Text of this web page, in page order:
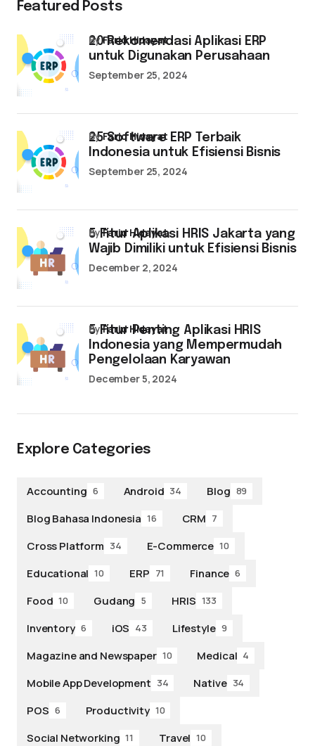
Featured Posts
20 Rekomendasi Aplikasi ERP
untuk Digunakan Perusahaan
byFarid Hidayat
September 25, 2024
25 Software ERP Terbaik
Indonesia untuk Efisiensi Bisnis
byFarid Hidayat
September 25, 2024
5 Fitur Aplikasi HRIS Jakarta yang
Wajib Dimiliki untuk Efisiensi Bisnis
byFarid Hidayat
December 2, 2024
5 Fitur Penting Aplikasi HRIS
Indonesia yang Mempermudah
Pengelolaan Karyawan
byFarid Hidayat
December 5, 2024
Explore Categories
Accounting 6 Android 34 Blog 89
Blog Bahasa Indonesia 16 CRM 7
Cross Platform 34 E-Commerce 10
Educational 10 ERP 71 Finance 6
Food 10 Gudang 5 HRIS 133
Inventory 6 iOS 43 Lifestyle 9
Magazine and Newspaper 10 Medical 4
Mobile App Development 34 Native 34
POS 6 Productivity 10
Social Networking 11 Travel 10